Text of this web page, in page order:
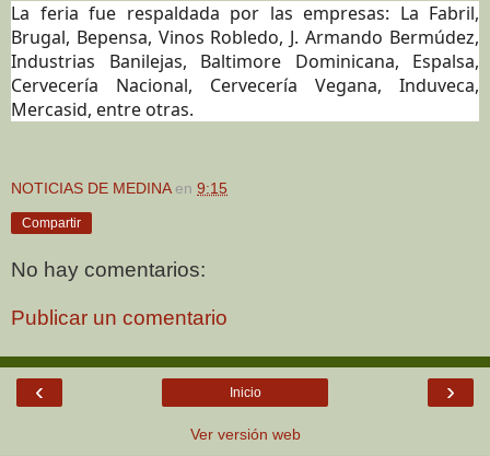
La feria fue respaldada por las empresas: La Fabril,
Brugal, Bepensa, Vinos Robledo, J. Armando Bermúdez,
Industrias Banilejas, Baltimore Dominicana, Espalsa,
Cervecería Nacional, Cervecería Vegana, Induveca,
Mercasid, entre otras.
NOTICIAS DE MEDINA en 9:15
Compartir
No hay comentarios:
Publicar un comentario
‹ ›
Inicio
Ver versión web